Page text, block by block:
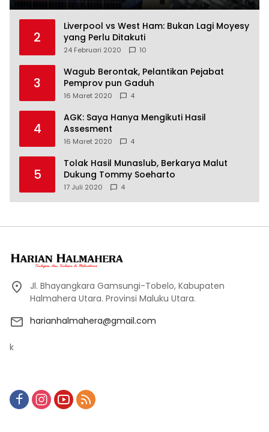
2
Liverpool vs West Ham: Bukan Lagi Moyesy
yang Perlu Ditakuti
24 Februari 2020 10
3
Wagub Berontak, Pelantikan Pejabat
Pemprov pun Gaduh
16 Maret 2020 4
4
AGK: Saya Hanya Mengikuti Hasil
Assesment
16 Maret 2020 4
5
Tolak Hasil Munaslub, Berkarya Malut
Dukung Tommy Soeharto
17 Juli 2020 4
Jl. Bhayangkara Gamsungi-Tobelo, Kabupaten
Halmahera Utara. Provinsi Maluku Utara.
harianhalmahera@gmail.com
k